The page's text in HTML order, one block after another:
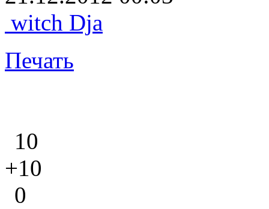
witch Dja
Печать
10
+10
0